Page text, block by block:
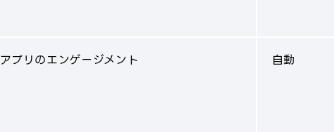
アプリのエンゲージメント 自動